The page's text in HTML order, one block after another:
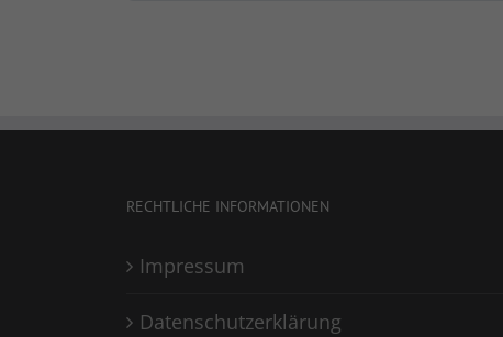
RECHTLICHE INFORMATIONEN
Impressum
Datenschutzerklärung